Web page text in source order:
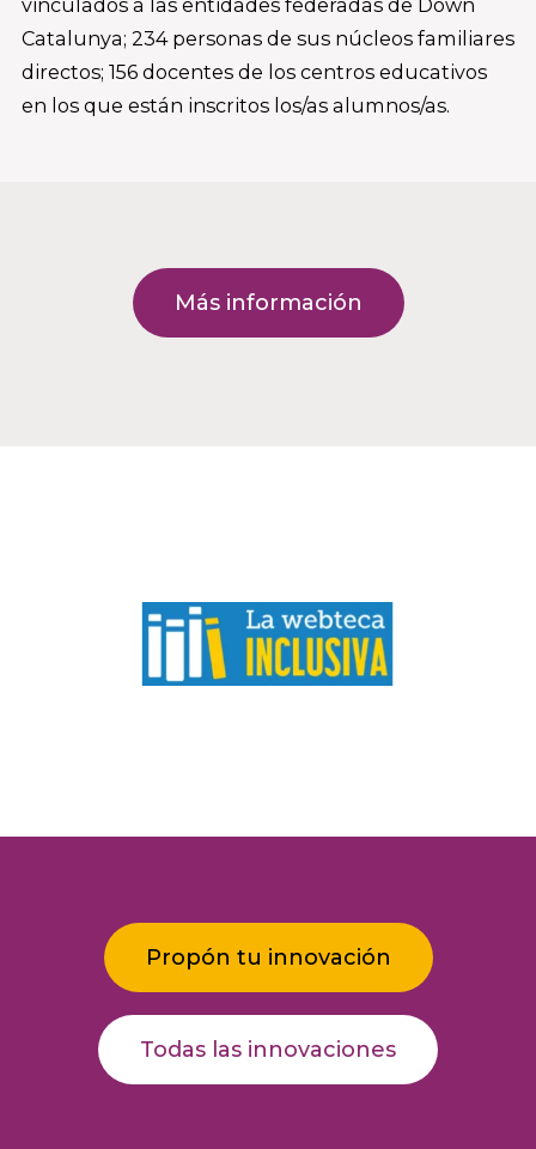
Catalunya; 234 personas de sus núcleos familiares
directos; 156 docentes de los centros educativos
en los que están inscritos los/as alumnos/as.
Más información
Propón tu innovación
Todas las innovaciones